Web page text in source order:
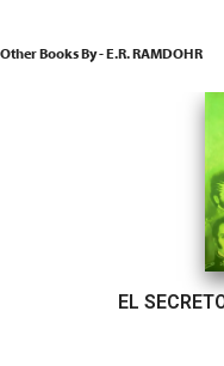
Other Books By - E.R. RAMDOHR
EL